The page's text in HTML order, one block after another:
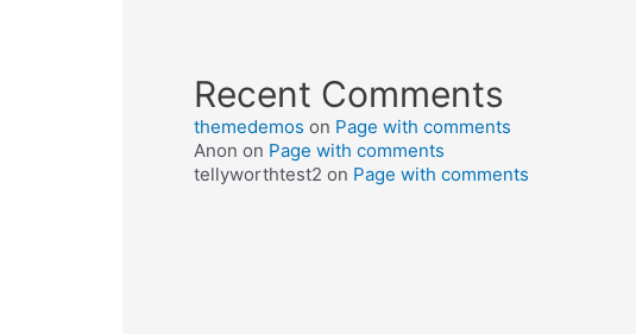
Recent Comments
themedemos on Page with comments
Anon on Page with comments
tellyworthtest2 on Page with comments